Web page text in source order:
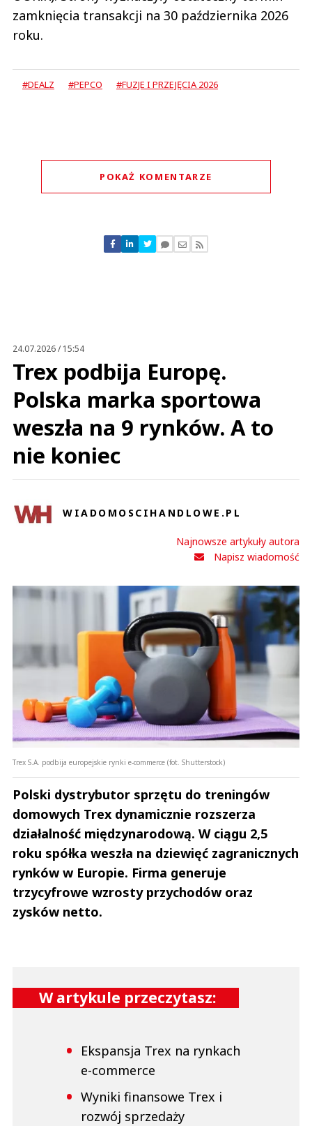
zamknięcia transakcji na 30 października 2026
roku.
#DEALZ #PEPCO #FUZJE I PRZEJĘCIA 2026
POKAŻ KOMENTARZE
Pozbyło się balastu i starych pryków z KP
X
Odpowiedz
0
0
Nie znaleziono komentarzy
Zostaw swoje komentarze
Prześlij komentarz
24.07.2026 / 15:54
Trex podbija Europę.
Polska marka sportowa
weszła na 9 rynków. A to
nie koniec
WIADOMOSCIHANDLOWE.PL
Najnowsze artykuły autora
Napisz wiadomość
Trex S.A. podbija europejskie rynki e-commerce (fot. Shutterstock)
Polski dystrybutor sprzętu do treningów
domowych Trex dynamicznie rozszerza
działalność międzynarodową. W ciągu 2,5
roku spółka weszła na dziewięć zagranicznych
rynków w Europie. Firma generuje
trzycyfrowe wzrosty przychodów oraz
zysków netto.
W artykule przeczytasz:
Ekspansja Trex na rynkach
e-commerce
Wyniki finansowe Trex i
rozwój sprzedaży